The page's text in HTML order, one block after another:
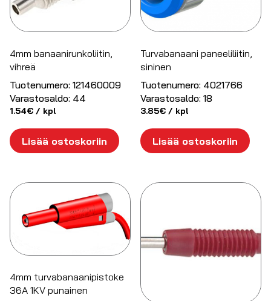
4mm banaanirunkoliitin,
vihreä
Tuotenumero: 121460009
Varastosaldo: 44
1.54€ / kpl
Lisää ostoskoriin
Turvabanaani paneeliliitin,
sininen
Tuotenumero: 4021766
Varastosaldo: 18
3.85€ / kpl
Lisää ostoskoriin
4mm turvabanaanipistoke
36A 1KV punainen